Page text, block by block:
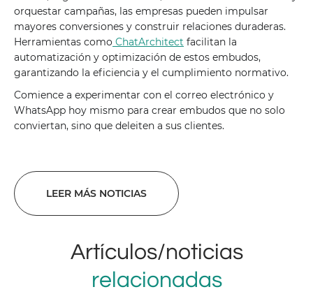
orquestar campañas, las empresas pueden impulsar
mayores conversiones y construir relaciones duraderas.
Herramientas como ChatArchitect facilitan la
automatización y optimización de estos embudos,
garantizando la eficiencia y el cumplimiento normativo.
Comience a experimentar con el correo electrónico y
WhatsApp hoy mismo para crear embudos que no solo
conviertan, sino que deleiten a sus clientes.
LEER MÁS NOTICIAS
Artículos/noticias
relacionadas